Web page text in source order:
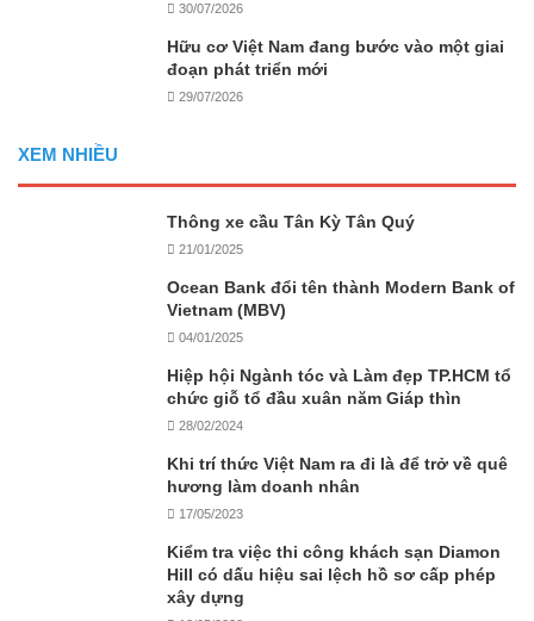
30/07/2026
Hữu cơ Việt Nam đang bước vào một giai
đoạn phát triển mới
29/07/2026
XEM NHIỀU
Thông xe cầu Tân Kỳ Tân Quý
21/01/2025
Ocean Bank đổi tên thành Modern Bank of
Vietnam (MBV)
04/01/2025
Hiệp hội Ngành tóc và Làm đẹp TP.HCM tổ
chức giỗ tổ đầu xuân năm Giáp thìn
28/02/2024
Khi trí thức Việt Nam ra đi là để trở về quê
hương làm doanh nhân
17/05/2023
Kiểm tra việc thi công khách sạn Diamon
Hill có dấu hiệu sai lệch hồ sơ cấp phép
xây dựng